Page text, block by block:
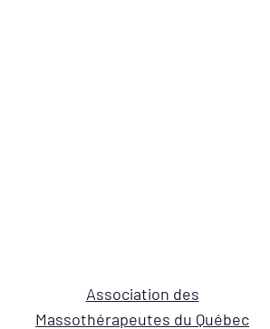
Association des
Massothérapeutes du Québec